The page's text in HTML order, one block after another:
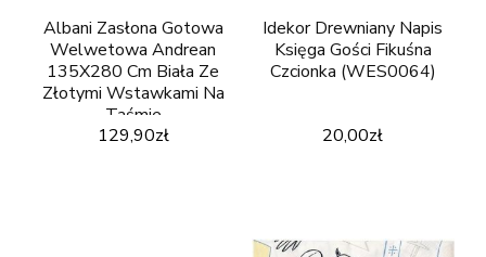
Albani Zasłona Gotowa
Welwetowa Andrean
135X280 Cm Biała Ze
Złotymi Wstawkami Na
Taśmie
129,90zł
Idekor Drewniany Napis
Księga Gości Fikuśna
Czcionka (WES0064)
20,00zł